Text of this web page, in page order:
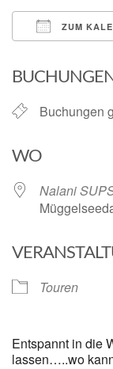
ZUM
Buchungen
WO
Nalani
Touren
Entspannt in die
lassen…..wo